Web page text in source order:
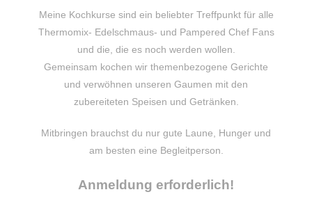
Meine Kochkurse sind ein beliebter Treffpunkt für alle
Thermomix- Edelschmaus- und Pampered Chef Fans
und die, die es noch werden wollen.
Gemeinsam kochen wir themenbezogene Gerichte
und verwöhnen unseren Gaumen mit den
zubereiteten Speisen und Getränken.
Mitbringen brauchst du nur gute Laune, Hunger und
am besten eine Begleitperson.
Anmeldung erforderlich!